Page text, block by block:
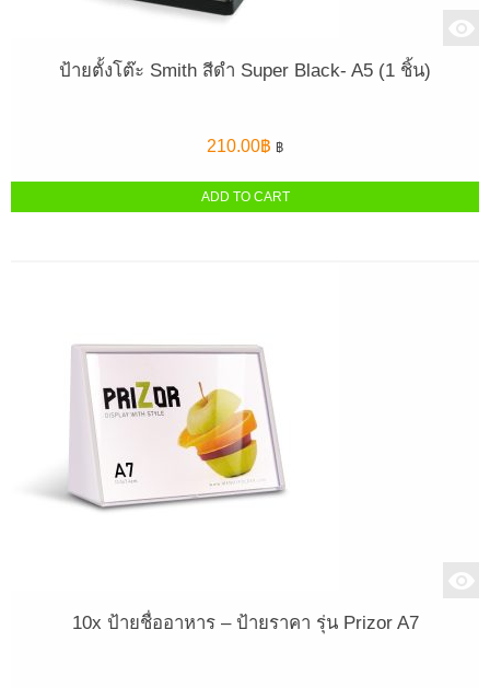
ป้ายตั้งโต๊ะ Smith สีดำ Super Black- A5 (1 ชิ้น)
210.00฿ ฿
ADD TO CART
10x ป้ายชื่ออาหาร – ป้ายราคา รุ่น Prizor A7